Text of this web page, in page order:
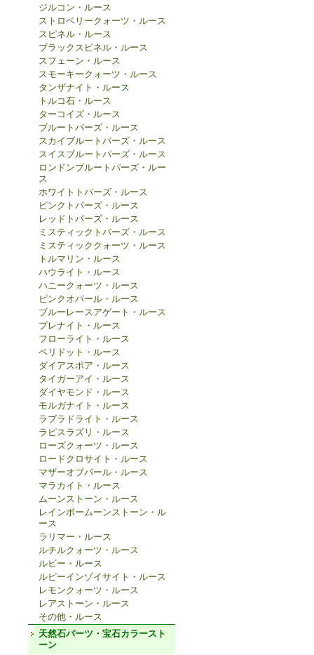
ジルコン・ルース
ストロベリークォーツ・ルース
スピネル・ルース
ブラックスピネル・ルース
スフェーン・ルース
スモーキークォーツ・ルース
タンザナイト・ルース
トルコ石・ルース
ターコイズ・ルース
ブルートパーズ・ルース
スカイブルートパーズ・ルース
スイスブルートパーズ・ルース
ロンドンブルートパーズ・ルー
ス
ホワイトトパーズ・ルース
ピンクトパーズ・ルース
レッドトパーズ・ルース
ミスティックトパーズ・ルース
ミスティッククォーツ・ルース
トルマリン・ルース
ハウライト・ルース
ハニークォーツ・ルース
ピンクオパール・ルース
ブルーレースアゲート・ルース
プレナイト・ルース
フローライト・ルース
ペリドット・ルース
ダイアスポア・ルース
タイガーアイ・ルース
ダイヤモンド・ルース
モルガナイト・ルース
ラブラドライト・ルース
ラピスラズリ・ルース
ローズクォーツ・ルース
ロードクロサイト・ルース
マザーオブパール・ルース
マラカイト・ルース
ムーンストーン・ルース
レインボームーンストーン・ル
ース
ラリマー・ルース
ルチルクォーツ・ルース
ルビー・ルース
ルビーインゾイサイト・ルース
レモンクォーツ・ルース
レアストーン・ルース
その他・ルース
天然石パーツ・宝石カラースト
ーン